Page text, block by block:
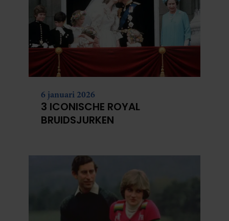
6 januari 2026
3 ICONISCHE ROYAL
BRUIDSJURKEN